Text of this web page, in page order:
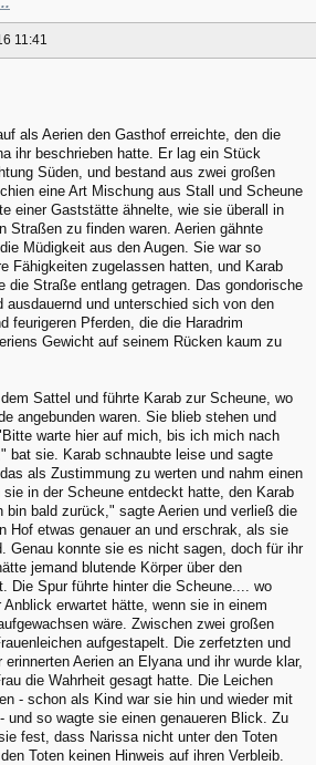
11:41
als Aerien den Gasthof erreichte, den die
ihr beschrieben hatte. Er lag ein Stück
Süden, und bestand aus zwei großen
eine Art Mischung aus Stall und Scheune
einer Gaststätte ähnelte, wie sie überall in
Straßen zu finden waren. Aerien gähnte
Müdigkeit aus den Augen. Sie war so
Fähigkeiten zugelassen hatten, und Karab
die Straße entlang getragen. Das gondorische
ausdauernd und unterschied sich von den
feurigeren Pferden, die die Haradrim
Gewicht auf seinem Rücken kaum zu
Sattel und führte Karab zur Scheune, wo
angebunden waren. Sie blieb stehen und
warte hier auf mich, bis ich mich nach
bat sie. Karab schnaubte leise und sagte
als Zustimmung zu werten und nahm einen
in der Scheune entdeckt hatte, den Karab
bin bald zurück," sagte Aerien und verließ die
Hof etwas genauer an und erschrak, als sie
Genau konnte sie es nicht sagen, doch für ihr
jemand blutende Körper über den
Die Spur führte hinter die Scheune.... wo
erwartet hätte, wenn sie in einem
wäre. Zwischen zwei großen
aufgestapelt. Die zerfetzten und
Aerien an Elyana und ihr wurde klar,
die Wahrheit gesagt hatte. Die Leichen
- schon als Kind war sie hin und wieder mit
und so wagte sie einen genaueren Blick. Zu
fest, dass Narissa nicht unter den Toten
Toten keinen Hinweis auf ihren Verbleib.